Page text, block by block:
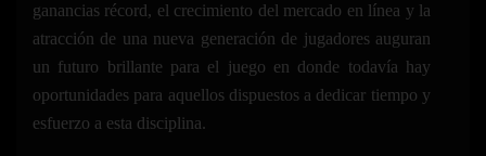
ganancias récord, el crecimiento del mercado en línea y la
atracción de una nueva generación de jugadores auguran
un futuro brillante para el juego en donde todavía hay
oportunidades para aquellos dispuestos a dedicar tiempo y
esfuerzo a esta disciplina.